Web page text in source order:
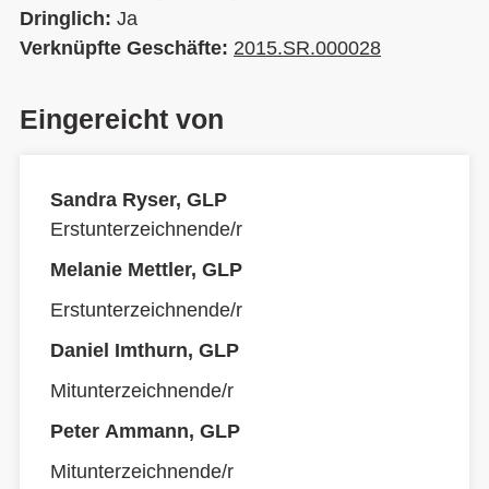
Dringlich: Ja
Verknüpfte Geschäfte: 2015.SR.000028
Eingereicht von
Sandra Ryser, GLP
Erstunterzeichnende/r
Melanie Mettler, GLP
Erstunterzeichnende/r
Daniel Imthurn, GLP
Mitunterzeichnende/r
Peter Ammann, GLP
Mitunterzeichnende/r